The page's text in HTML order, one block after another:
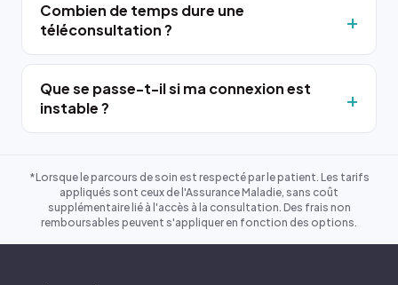
Combien de temps dure une
téléconsultation ?
Que se passe-t-il si ma connexion est
instable ?
*Lorsque le parcours de soin est respecté par le patient. Les tarifs
appliqués sont ceux de l'Assurance Maladie, sans coût
supplémentaire lié à l'accès à la consultation. Des frais non
remboursables peuvent s'appliquer en fonction des options.